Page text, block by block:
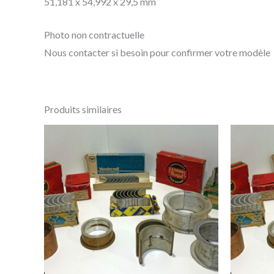
Photo non contractuelle
Nous contacter si besoin pour confirmer votre modèle
Produits similaires
produit
a
plusieurs
variations.
Les
options
peuvent